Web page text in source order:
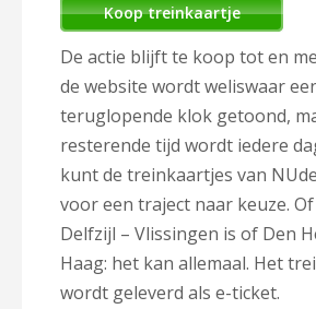
Koop treinkaartje
De actie blijft te koop tot en
de website wordt weliswaar
teruglopende klok getoond,
resterende tijd wordt iedere
kunt de treinkaartjes van
voor een traject naar keuze.
Delfzijl – Vlissingen is of Den
Haag: het kan allemaal. Het
wordt geleverd als e-ticket.